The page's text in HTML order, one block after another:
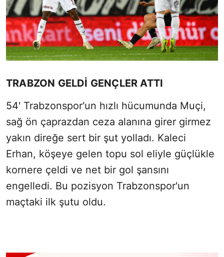
TRABZON GELDİ GENÇLER ATTI
54' Trabzonspor'un hızlı hücumunda Muçi,
sağ ön çaprazdan ceza alanına girer girmez
yakın direğe sert bir şut yolladı. Kaleci
Erhan, köşeye gelen topu sol eliyle güçlükle
kornere çeldi ve net bir gol şansını
engelledi. Bu pozisyon Trabzonspor'un
maçtaki ilk şutu oldu.